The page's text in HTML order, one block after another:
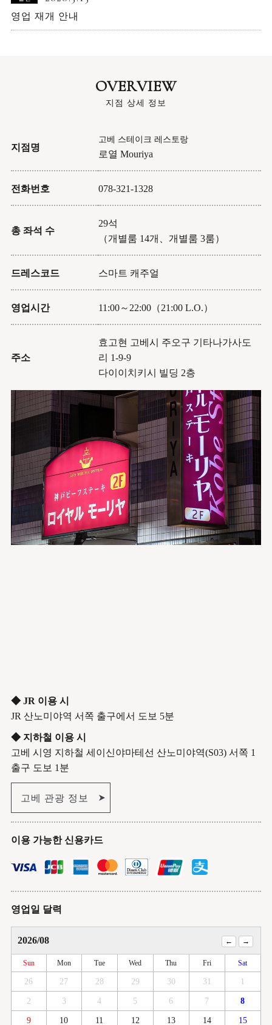
영업 재개 안내
OVERVIEW
지점 상세 정보
지점명
고베 스테이크 레스토랑
로열 Mouriya
전화번호 078-321-1328
총 좌석 수
29석
（개별룸 14개、개별룸 3룸）
드레스코드 스마트 캐주얼
영업시간 11:00～22:00（21:00 L.O.）
주소
효고현 고베시 주오구 기타나가사도
리 1-9-9
다이이치키시 빌딩 2층
◆ JR 이용 시
JR 산노미야역 서쪽 출구에서 도보 5분
◆ 지하철 이용 시
고베 시영 지하철 세이신야마테선 산노미야역(S03) 서쪽 1
출구 도보 1분
고베 관광 정보
이용 가능한 신용카드
영업일 달력
2026/08
Sun Mon Tue Wed Thu Fri Sat
26 27 28 29 30 31 1
2 3 4 5 6 7 8
9 10 11 12 13 14 15